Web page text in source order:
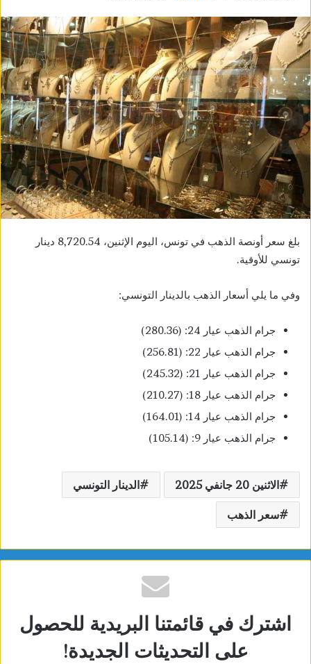
بلغ سعر أونصة الذهب في تونس، اليوم الإثنين، 8,720.54 دينار
تونسي للأوقية.
وفي ما يلي أسعار الذهب بالدينار التونسي:
جرام الذهب عيار 24: (280.36)
جرام الذهب عيار 22: (256.81)
جرام الذهب عيار 21: (245.32)
جرام الذهب عيار 18: (210.27)
جرام الذهب عيار 14: (164.01)
جرام الذهب عيار 9: (105.14)
الاثنين 20 جانفي 2025 الدينار التونسي
سعر الذهب
اشترك في قائمتنا البريدية للحصول
على التحديثات الجديدة!